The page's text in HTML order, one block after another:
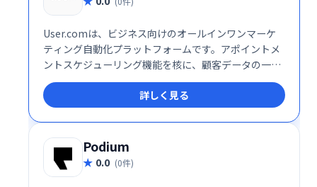
User.comは、ビジネス向けのオールインワンマーケ
ティング自動化プラットフォームです。アポイントメ
ントスケジューリング機能を核に、顧客データの一元
管理でエンゲージメントとコンバージョン率向上を実
現します。様々なコミュニケーションチャネルを統合
し、効率的な顧客接点を促進。予約スケジュールの最
適化で、ビジネス成長を支援します。
詳しく見る
Podium
0.0 (0件)